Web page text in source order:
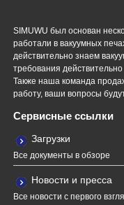
SIMUWU был основан
работали в вакуумных
действительно знаем
требования
Также наша команда
работу, ваши вопросы
Сервисные ссылки
Загрузки
Все документы в обзоре
Новости и пресса
Все новости с первого